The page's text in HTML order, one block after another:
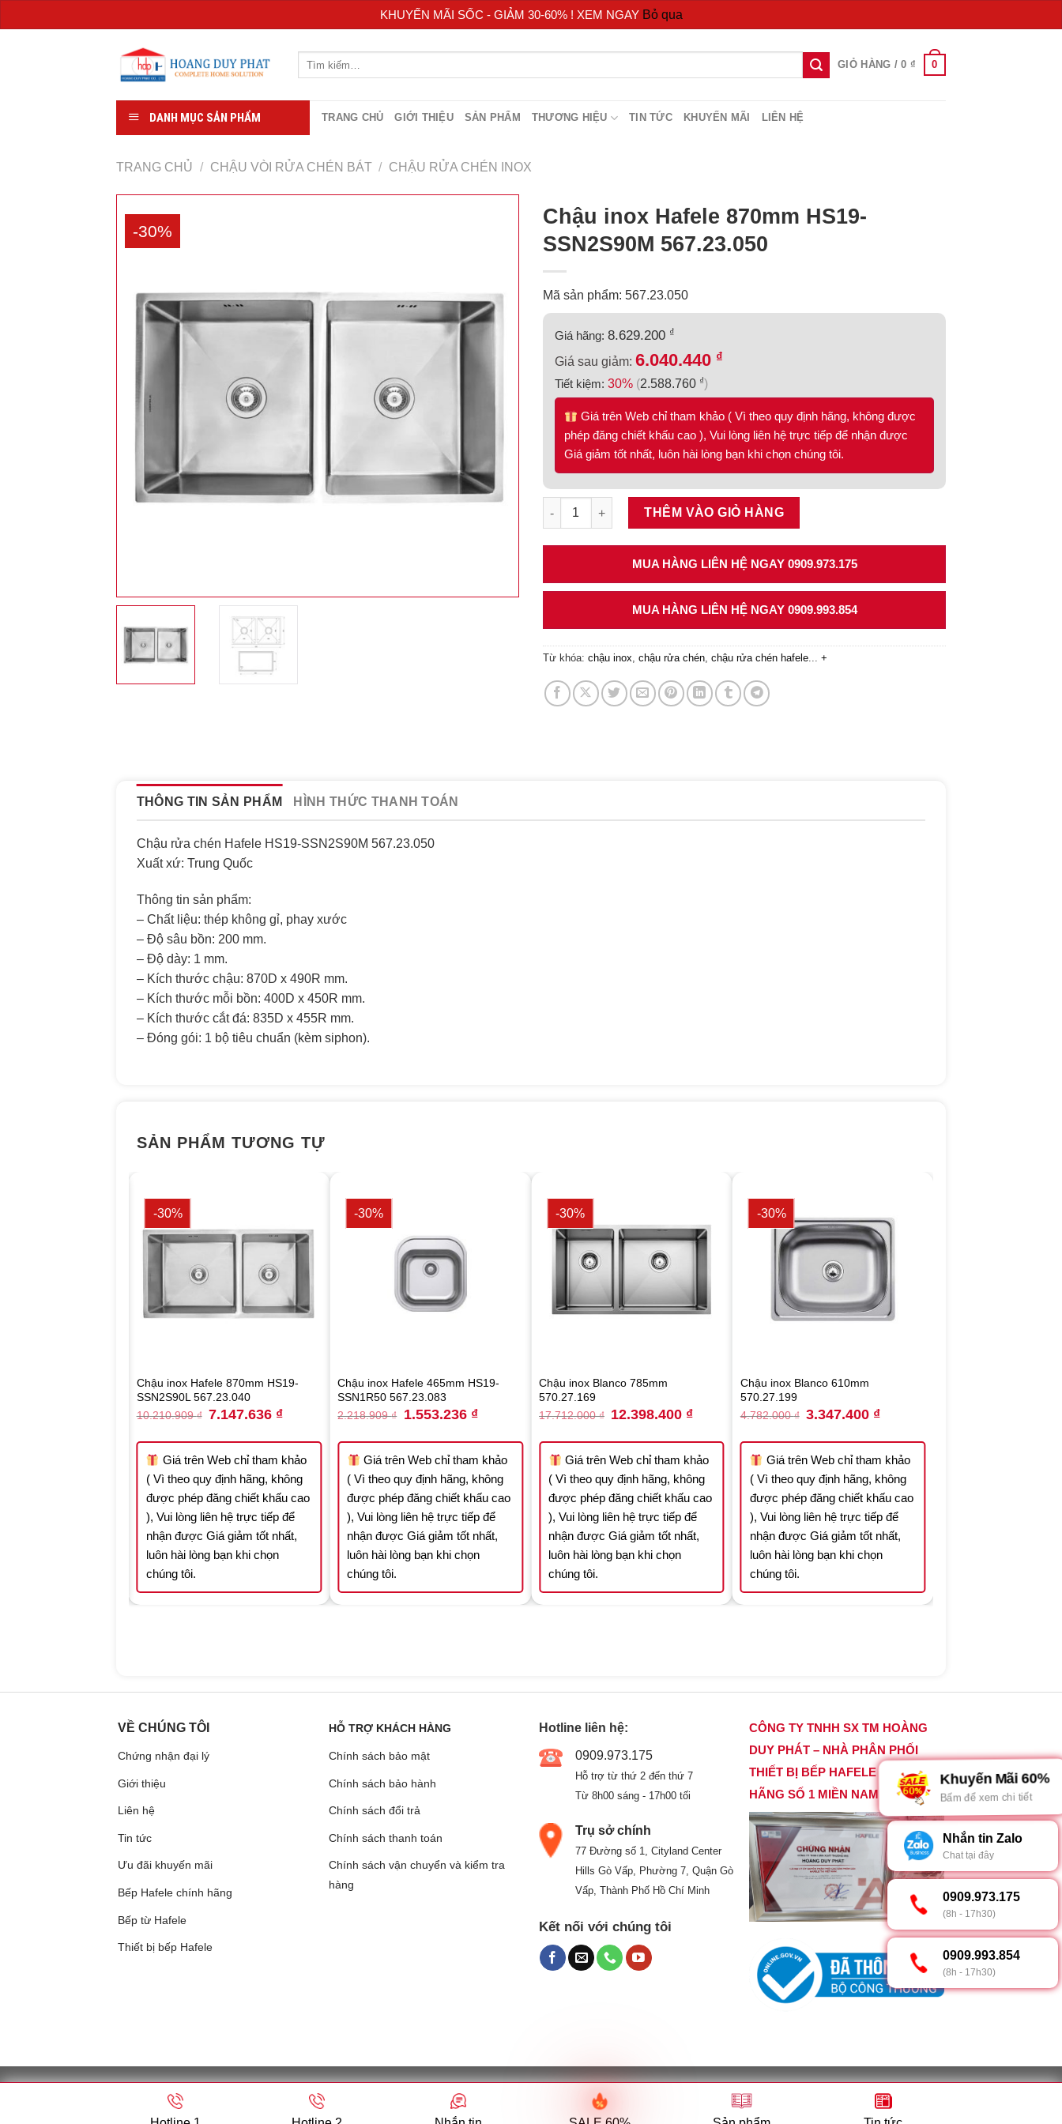
KHUYẾN MÃI SỐC - GIẢM 30-60% ! XEM NGAY Bỏ qua
GIỎ HÀNG /0 ₫ 0
DANH MỤC SẢN PHẨM TRANG CHỦ GIỚI THIỆU SẢN PHẨM THƯƠNG HIỆU TIN TỨC KHUYẾN MÃI LIÊN HỆ
TRANG CHỦ / CHẬU VÒI RỬA CHÉN BÁT / CHẬU RỬA CHÉN INOX
-30%
Chậu inox Hafele 870mm HS19-
SSN2S90M 567.23.050
Mã sản phẩm: 567.23.050
Giá hãng: 8.629.200 ₫
Giá sau giảm: 6.040.440 ₫
Tiết kiệm: 30% (2.588.760 ₫)
Giá trên Web chỉ tham khảo ( Vì theo quy định hãng, không được
phép đăng chiết khấu cao ), Vui lòng liên hệ trực tiếp để nhận được
Giá giảm tốt nhất, luôn hài lòng bạn khi chọn chúng tôi.
Chậu inox Hafele 870mm HS19-SSN2S90M 567.23.050 số lượng
THÊM VÀO GIỎ HÀNG
MUA HÀNG LIÊN HỆ NGAY 0909.973.175
MUA HÀNG LIÊN HỆ NGAY 0909.993.854
Từ khóa: chậu inox chậu rửa chén chậu rửa chén hafele +
THÔNG TIN SẢN PHẨM HÌNH THỨC THANH TOÁN
Chậu rửa chén Hafele HS19-SSN2S90M 567.23.050
Xuất xứ: Trung Quốc
Thông tin sản phẩm:
– Chất liệu: thép không gỉ, phay xước
– Độ sâu bồn: 200 mm.
– Độ dày: 1 mm.
– Kích thước chậu: 870D x 490R mm.
– Kích thước mỗi bồn: 400D x 450R mm.
– Kích thước cắt đá: 835D x 455R mm.
– Đóng gói: 1 bộ tiêu chuẩn (kèm siphon).
SẢN PHẨM TƯƠNG TỰ
-30%
Chậu inox Hafele 870mm HS19-
SSN2S90L 567.23.040
10.210.909₫ Original
price
10.210.909 ₫.
7.147.636 ₫Current
7.147.636 ₫.
Giá trên Web chỉ tham khảo
( Vì theo quy định hãng, không
được phép đăng chiết khấu cao
), Vui lòng liên hệ trực tiếp để
nhận được Giá giảm tốt nhất,
luôn hài lòng bạn khi chọn
chúng tôi.
-30%
Chậu inox Hafele 465mm HS19-
SSN1R50 567.23.083
2.218.909₫
Original
price
2.218.909 ₫.
1.553.236 ₫Current
1.553.236 ₫.
Giá trên Web chỉ tham khảo
( Vì theo quy định hãng, không
được phép đăng chiết khấu cao
), Vui lòng liên hệ trực tiếp để
nhận được Giá giảm tốt nhất,
luôn hài lòng bạn khi chọn
chúng tôi.
-30%
Chậu inox Blanco 785mm
570.27.169
17.712.000₫ Original
price
17.712.000 ₫.
12.398.400 ₫Current
12.398.400 ₫.
Giá trên Web chỉ tham khảo
( Vì theo quy định hãng, không
được phép đăng chiết khấu cao
), Vui lòng liên hệ trực tiếp để
nhận được Giá giảm tốt nhất,
luôn hài lòng bạn khi chọn
chúng tôi.
-30%
Chậu inox Blanco 610mm
570.27.199
4.782.000₫ Original
price
4.782.000 ₫.
3.347.400 ₫Current
3.347.400 ₫.
Giá trên Web chỉ tham khảo
( Vì theo quy định hãng, không
được phép đăng chiết khấu cao
), Vui lòng liên hệ trực tiếp để
nhận được Giá giảm tốt nhất,
luôn hài lòng bạn khi chọn
chúng tôi.
5.621.891 ₫.
VỀ CHÚNG TÔI
Chứng nhận đại lý
Giới thiệu
Liên hệ
Tin tức
Ưu đãi khuyến mãi
Bếp Hafele chính hãng
Bếp từ Hafele
Thiết bị bếp Hafele
HỖ TRỢ KHÁCH HÀNG
Chính sách bảo mật
Chính sách bảo hành
Chính sách đổi trả
Chính sách thanh toán
Chính sách vận chuyển và kiểm tra
hàng
Hotline liên hệ:
0909.973.175
Hỗ trợ từ thứ 2 đến thứ 7
Từ 8h00 sáng - 17h00 tối
Trụ sở chính
77 Đường số 1, Cityland Center
Hills Gò Vấp, Phường 7, Quận Gò
Vấp, Thành Phố Hồ Chí Minh
Kết nối với chúng tôi
CÔNG TY TNHH SX TM HOÀNG
DUY PHÁT – NHÀ PHÂN PHỐI
THIẾT BỊ BẾP HAFELE CHÍNH
HÃNG SỐ 1 MIỀN NAM
cấp ngày 26/01/2007) - Địa chỉ: 77 Đường số 1, Khu dân cư CityLand, Phường 7, Quận Gò Vấp, Thành phố Hồ Chí Minh
Khuyến Mãi 60%
Bấm để xem chi tiết
Nhắn tin Zalo
Chat tại đây
0909.973.175
(8h - 17h30)
0909.993.854
(8h - 17h30)